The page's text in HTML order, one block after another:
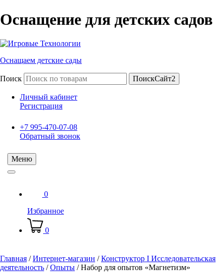
Оснащение для детских садов
Оснащаем детские сады
Поиск ПоискСайт2
Личный кабинет
Регистрация
+7 995-470-07-08
Обратный звонок
Меню
0
Избранное
0
Главная /Интернет-магазин /Конструктор I Исследовательская
деятельность /Опыты /Набор для опытов «Магнетизм»